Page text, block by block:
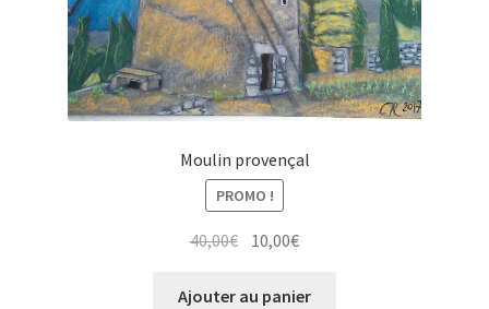
Moulin provençal
PROMO !
40,00€ Le
initial
10,00€Le
actuel
Ajouter au panier